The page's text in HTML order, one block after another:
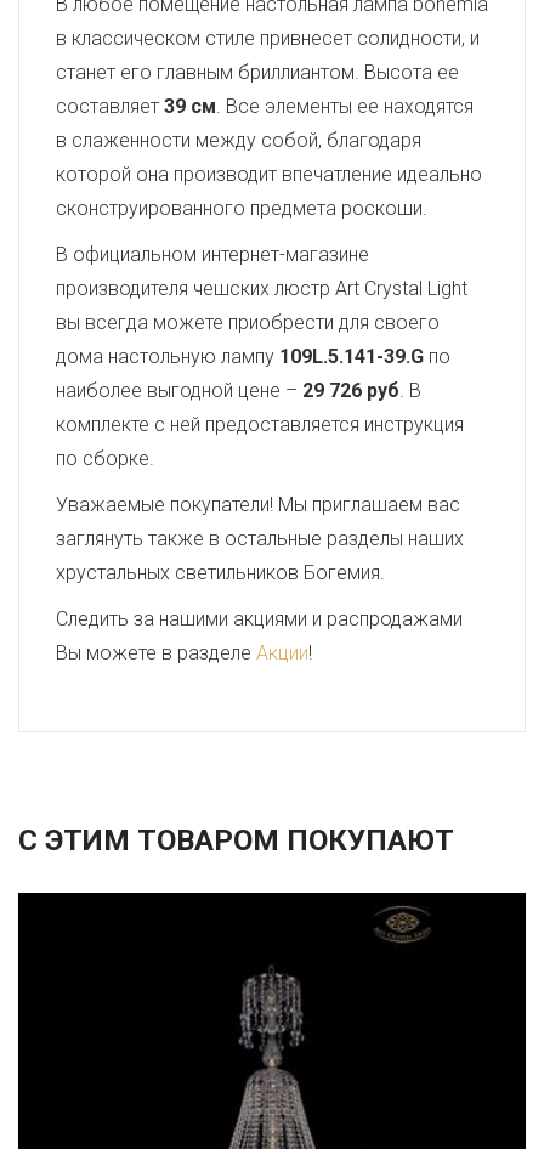
в классическом стиле привнесет солидности, и
станет его главным бриллиантом. Высота ее
составляет 39 см. Все элементы ее находятся
в слаженности между собой, благодаря
которой она производит впечатление идеально
сконструированного предмета роскоши.
В официальном интернет-магазине
производителя чешских люстр Art Crystal Light
вы всегда можете приобрести для своего
дома настольную лампу 109L.5.141-39.G по
наиболее выгодной цене – 29 726 руб. В
комплекте с ней предоставляется инструкция
по сборке.
Уважаемые покупатели! Мы приглашаем вас
заглянуть также в остальные разделы наших
хрустальных светильников Богемия.
Следить за нашими акциями и распродажами
Вы можете в разделе Акции!
С ЭТИМ ТОВАРОМ ПОКУПАЮТ